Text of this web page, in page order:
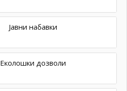
Јавни набавки
Еколошки дозволи